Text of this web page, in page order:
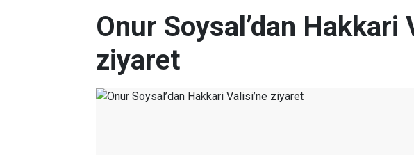
Onur Soysal’dan Hakkari
ziyaret